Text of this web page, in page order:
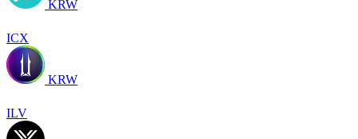
KRW
ICX
KRW
ILV